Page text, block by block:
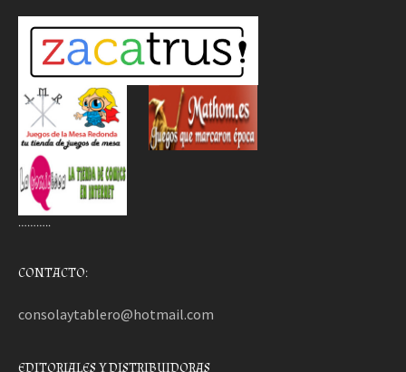
………..
CONTACTO:
consolaytablero@hotmail.com
EDITORIALES Y DISTRIBUIDORAS